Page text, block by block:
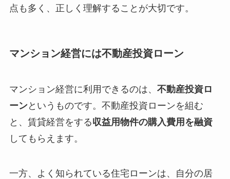
点も多く、正しく理解することが大切です。
マンション経営には不動産投資ローン
マンション経営に利用できるのは、 不動産投資ロ
ーンというものです。不動産投資ローンを組む
と、賃貸経営をする収益用物件の購入費用を融資
してもらえます。
一方、よく知られている住宅ローンは、自分の居